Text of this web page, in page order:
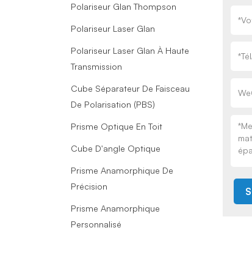
Polariseur Glan Thompson
Polariseur Laser Glan
Polariseur Laser Glan À Haute
Transmission
Cube Séparateur De Faisceau
De Polarisation (PBS)
Prisme Optique En Toit
Cube D'angle Optique
Prisme Anamorphique De
Précision
Prisme Anamorphique
Personnalisé